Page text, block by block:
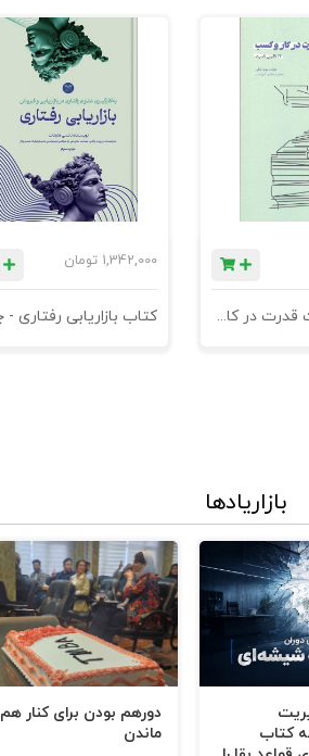
اول شما
کتاب مدیریت قدرت در کاروکسب
1,342,000 تومان
بازاریادها
کتاب
دورهم بودن برای کنار هم
ماندن